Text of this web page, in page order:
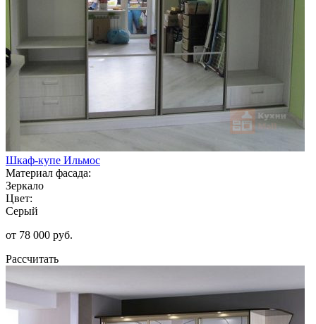
Шкаф-купе Ильмос
Материал фасада:
Зеркало
Цвет:
Серый
от 78 000 руб.
Рассчитать